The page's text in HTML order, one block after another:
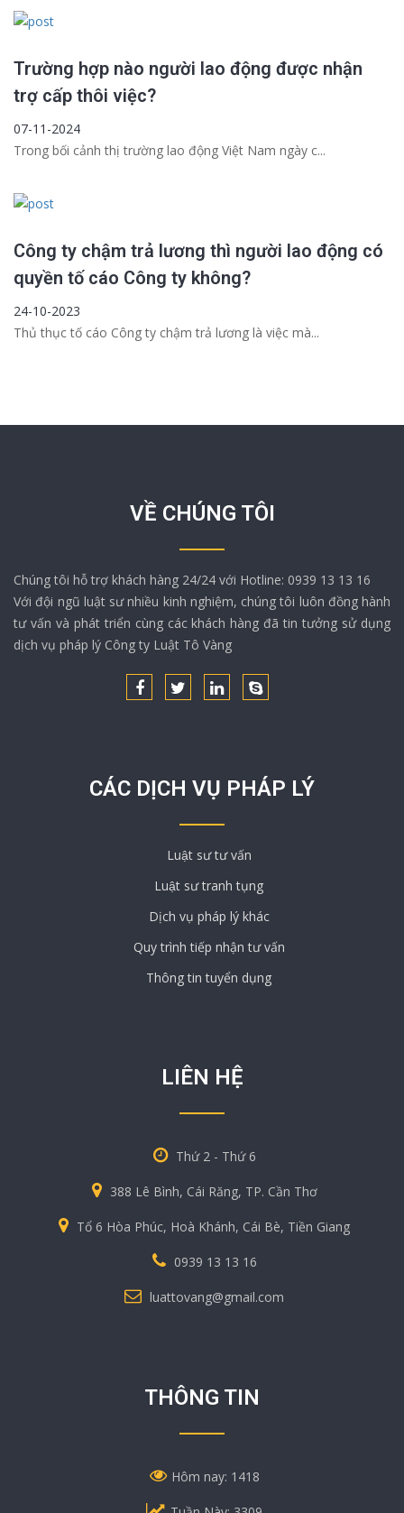
Trường hợp nào người lao động được nhận
trợ cấp thôi việc?
07-11-2024
Trong bối cảnh thị trường lao động Việt Nam ngày c...
Công ty chậm trả lương thì người lao động có
quyền tố cáo Công ty không?
24-10-2023
Thủ thục tố cáo Công ty chậm trả lương là việc mà...
VỀ CHÚNG TÔI
Chúng tôi hỗ trợ khách hàng 24/24 với Hotline: 0939 13 13 16
Với đội ngũ luật sư nhiều kinh nghiệm, chúng tôi luôn đồng hành
tư vấn và phát triển cùng các khách hàng đã tin tưởng sử dụng
dịch vụ pháp lý Công ty Luật Tô Vàng
CÁC DỊCH VỤ PHÁP LÝ
Luật sư tư vấn
Luật sư tranh tụng
Dịch vụ pháp lý khác
Quy trình tiếp nhận tư vấn
Thông tin tuyển dụng
LIÊN HỆ
Thứ 2 - Thứ 6
388 Lê Bình, Cái Răng, TP. Cần Thơ
Tổ 6 Hòa Phúc, Hoà Khánh, Cái Bè, Tiền Giang
0939 13 13 16
luattovang@gmail.com
THÔNG TIN
Hôm nay: 1418